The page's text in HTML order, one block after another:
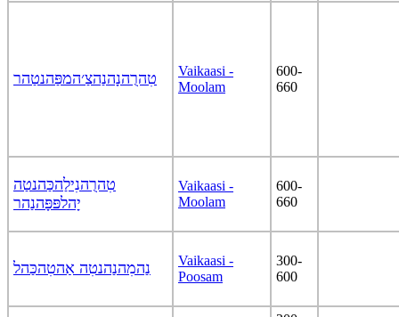
טִהרֻהנָהנַהצַ׳המפַּהנטַהר
Vaikaasi -
Moolam
600-
660
טִהרֻהנִילַהכַּהנטַה
יָהלפּפָּהנַהר
Vaikaasi -
Moolam
600-
660
נַהמִהנַהנטִה אַהטִהכַּהל
Vaikaasi -
Poosam
300-
600